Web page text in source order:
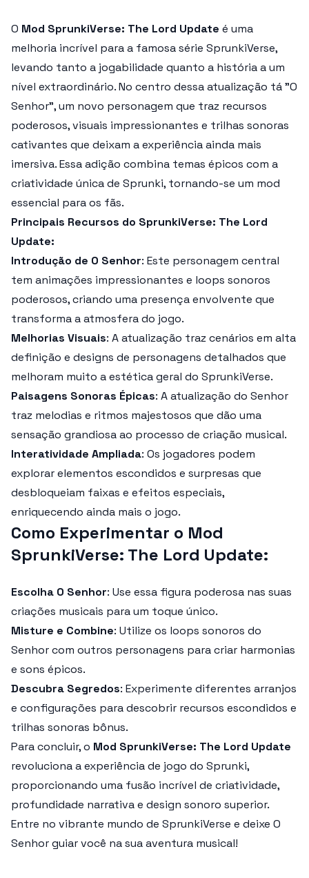
O Mod SprunkiVerse: The Lord Update é uma
melhoria incrível para a famosa série SprunkiVerse,
levando tanto a jogabilidade quanto a história a um
nível extraordinário. No centro dessa atualização tá "O
Senhor", um novo personagem que traz recursos
poderosos, visuais impressionantes e trilhas sonoras
cativantes que deixam a experiência ainda mais
imersiva. Essa adição combina temas épicos com a
criatividade única de Sprunki, tornando-se um mod
essencial para os fãs.
Principais Recursos do SprunkiVerse: The Lord
Update:
Introdução de O Senhor: Este personagem central
tem animações impressionantes e loops sonoros
poderosos, criando uma presença envolvente que
transforma a atmosfera do jogo.
Melhorias Visuais: A atualização traz cenários em alta
definição e designs de personagens detalhados que
melhoram muito a estética geral do SprunkiVerse.
Paisagens Sonoras Épicas: A atualização do Senhor
traz melodias e ritmos majestosos que dão uma
sensação grandiosa ao processo de criação musical.
Interatividade Ampliada: Os jogadores podem
explorar elementos escondidos e surpresas que
desbloqueiam faixas e efeitos especiais,
enriquecendo ainda mais o jogo.
Como Experimentar o Mod
SprunkiVerse: The Lord Update:
Escolha O Senhor: Use essa figura poderosa nas suas
criações musicais para um toque único.
Misture e Combine: Utilize os loops sonoros do
Senhor com outros personagens para criar harmonias
e sons épicos.
Descubra Segredos: Experimente diferentes arranjos
e configurações para descobrir recursos escondidos e
trilhas sonoras bônus.
Para concluir, o Mod SprunkiVerse: The Lord Update
revoluciona a experiência de jogo do Sprunki,
proporcionando uma fusão incrível de criatividade,
profundidade narrativa e design sonoro superior.
Entre no vibrante mundo de SprunkiVerse e deixe O
Senhor guiar você na sua aventura musical!